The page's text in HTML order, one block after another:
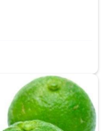
が可能です。調味